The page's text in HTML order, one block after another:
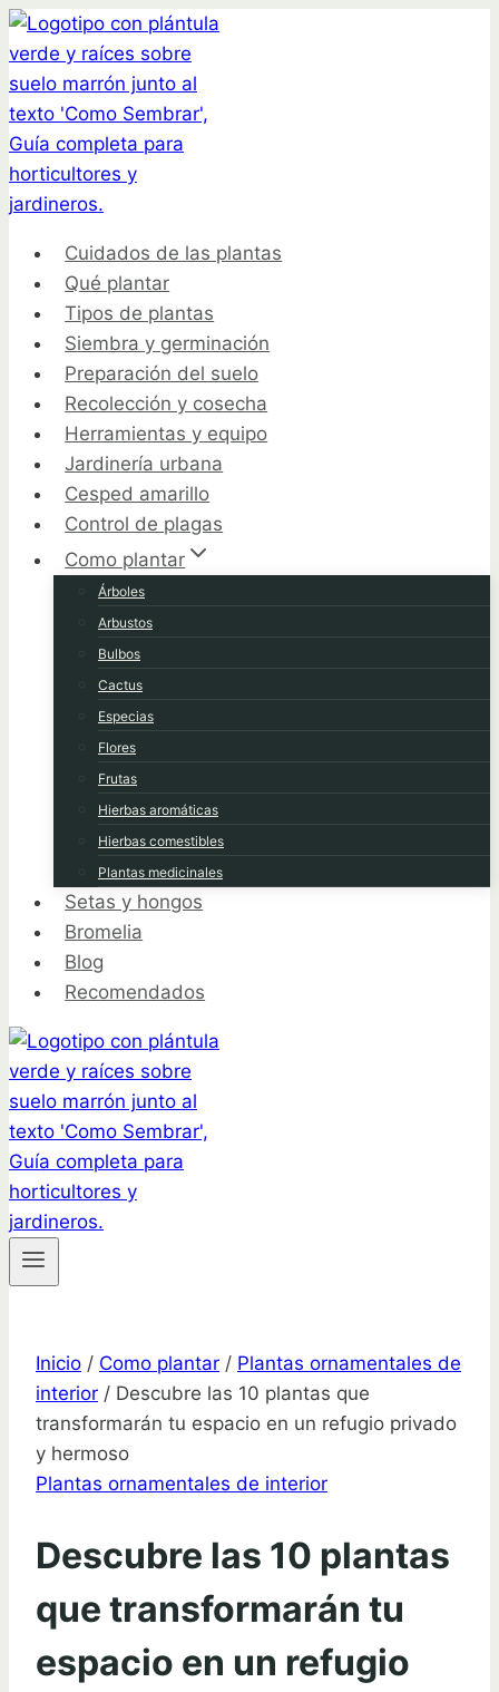
Saltar
al
contenido
Cuidados de las plantas
Qué plantar
Tipos de plantas
Siembra y germinación
Preparación del suelo
Recolección y cosecha
Herramientas y equipo
Jardinería urbana
Cesped amarillo
Control de plagas
Como plantar
Árboles
Arbustos
Bulbos
Cactus
Especias
Flores
Frutas
Hierbas aromáticas
Hierbas comestibles
Plantas medicinales
Setas y hongos
Bromelia
Blog
Recomendados
Inicio / Como plantar / Plantas ornamentales de
interior / Descubre las 10 plantas que
transformarán tu espacio en un refugio privado
y hermoso
Plantas ornamentales de interior
Descubre las 10 plantas
que transformarán tu
espacio en un refugio